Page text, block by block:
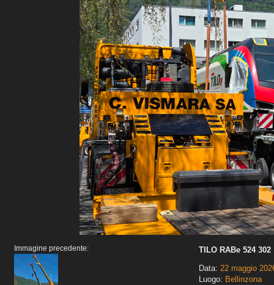
Immagine precedente:
TILO RABe 524 302
Data: 22 maggio
Luogo: Bellinzona